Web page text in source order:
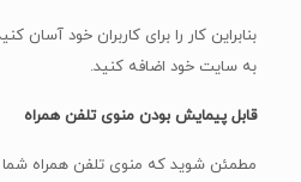
بنابراین کار را برای کاربران خود آسان
به سایت خود اضافه کنید.
قابل پیمایش بودن منوی تلفن همراه
مطمئن شوید که منوی تلفن همراه